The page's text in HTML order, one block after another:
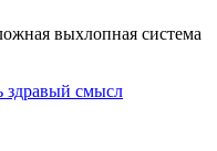
выхлопная система
здравый смысл